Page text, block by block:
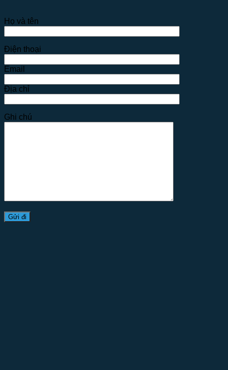
Họ và tên
Điện thoại
Email
Địa chỉ
Ghi chú